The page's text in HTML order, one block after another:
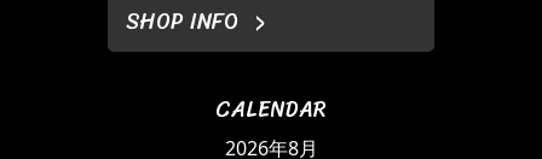
SHOP INFO
CALENDAR
2026年8月